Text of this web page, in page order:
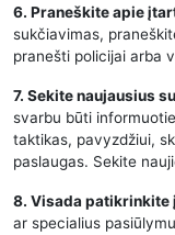
6. Praneškite apie
sukčiavimas,
pranešti policijai arba
7. Sekite naujausius
svarbu būti
taktikas, pavyzdžiui,
paslaugas. Sekite
8. Visada patikrinkite
ar specialius